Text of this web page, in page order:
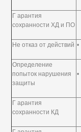
Г арантия
сохранности ХД и ПО
Не отказ от действий •
Определение
попыток нарушения
защиты
•
Г арантия
сохранности КД